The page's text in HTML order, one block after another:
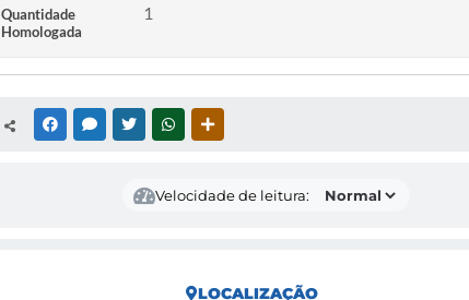
Quantidade
Homologada
1
FACEBOOKMESSENGER
TWITTERWHATSAPP
Velocidade de leitura:
LOCALIZAÇÃO